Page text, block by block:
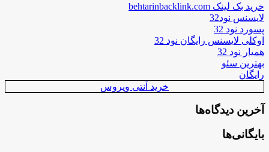
خرید بک لینک behtarinbacklink.com
لایسنس نود32
پسورد نود 32
اوکلی لایسنس رایگان نود 32
همیار نود 32
بهترین سئو
رایگان
خرید آنتی ویروس
آخرین دیدگاه‌ها
بایگانی‌ها